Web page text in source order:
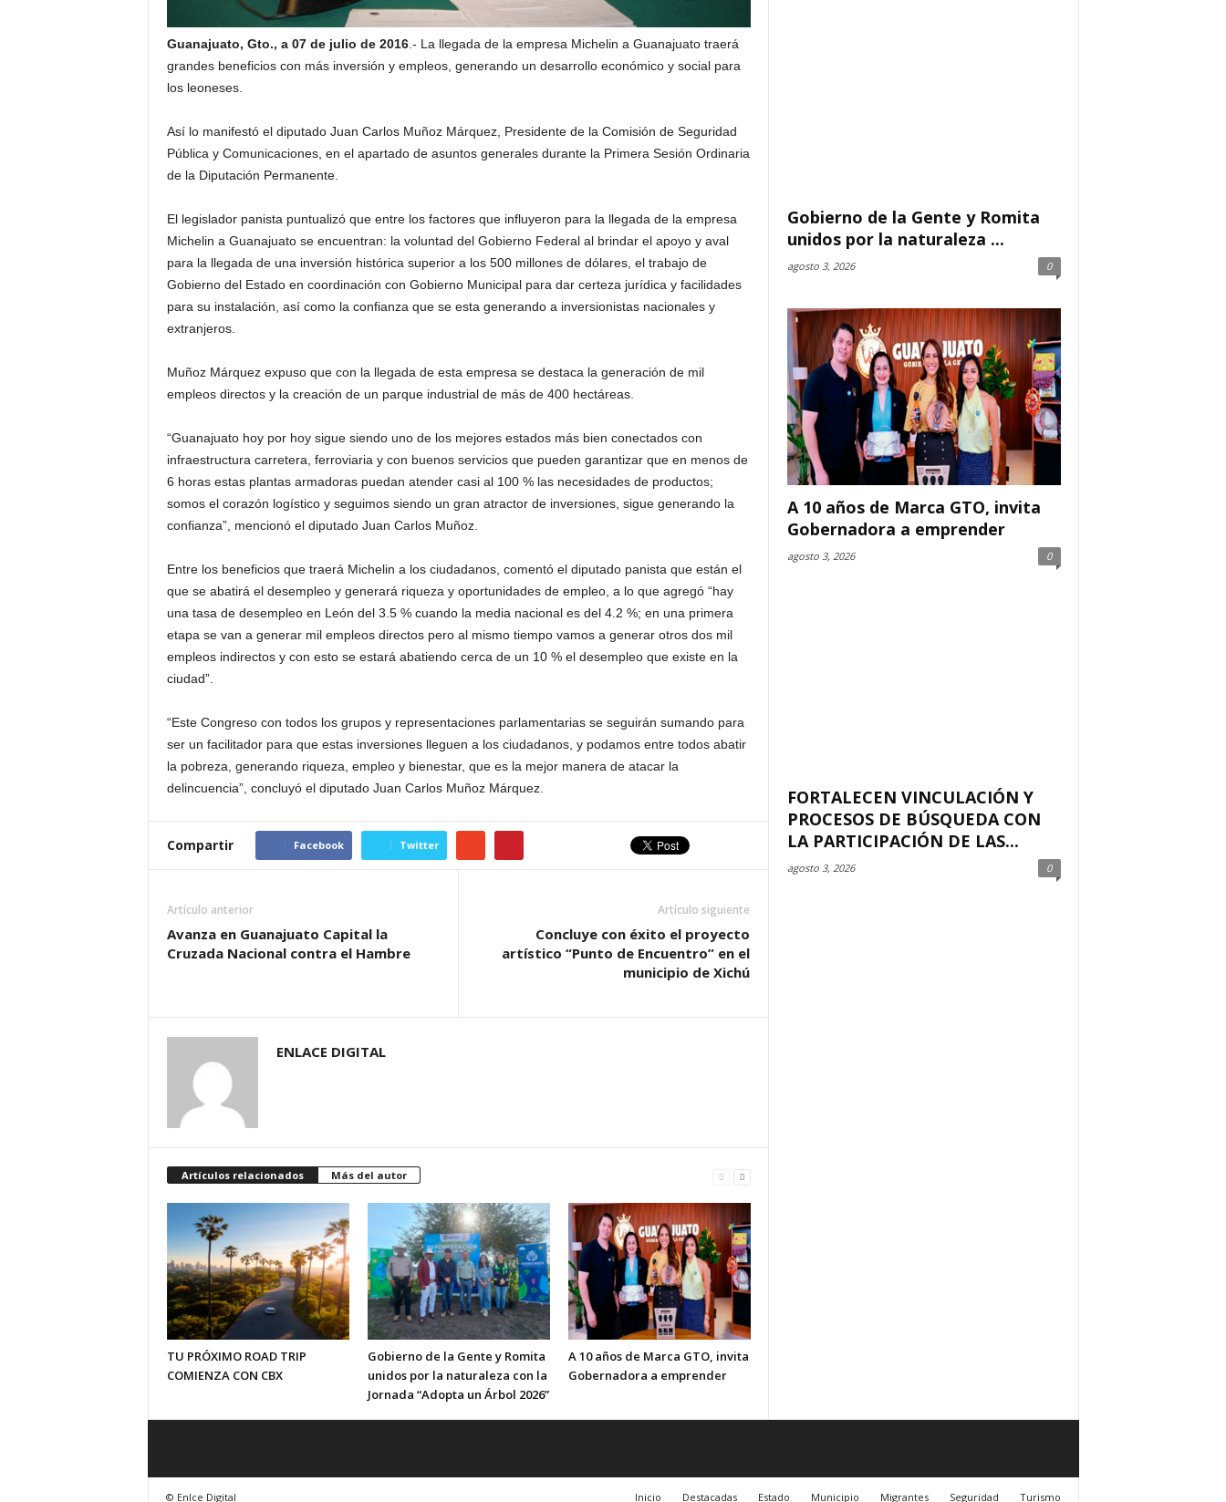
Guanajuato, Gto., a 07 de julio de 2016.- La llegada de la empresa Michelin a Guanajuato traerá
grandes beneficios con más inversión y empleos, generando un desarrollo económico y social para
los leoneses.
Así lo manifestó el diputado Juan Carlos Muñoz Márquez, Presidente de la Comisión de Seguridad
Pública y Comunicaciones, en el apartado de asuntos generales durante la Primera Sesión Ordinaria
de la Diputación Permanente.
El legislador panista puntualizó que entre los factores que influyeron para la llegada de la empresa
Michelin a Guanajuato se encuentran: la voluntad del Gobierno Federal al brindar el apoyo y aval
para la llegada de una inversión histórica superior a los 500 millones de dólares, el trabajo de
Gobierno del Estado en coordinación con Gobierno Municipal para dar certeza jurídica y facilidades
para su instalación, así como la confianza que se esta generando a inversionistas nacionales y
extranjeros.
Muñoz Márquez expuso que con la llegada de esta empresa se destaca la generación de mil
empleos directos y la creación de un parque industrial de más de 400 hectáreas.
“Guanajuato hoy por hoy sigue siendo uno de los mejores estados más bien conectados con
infraestructura carretera, ferroviaria y con buenos servicios que pueden garantizar que en menos de
6 horas estas plantas armadoras puedan atender casi al 100 % las necesidades de productos;
somos el corazón logístico y seguimos siendo un gran atractor de inversiones, sigue generando la
confianza”, mencionó el diputado Juan Carlos Muñoz.
Entre los beneficios que traerá Michelin a los ciudadanos, comentó el diputado panista que están el
que se abatirá el desempleo y generará riqueza y oportunidades de empleo, a lo que agregó “hay
una tasa de desempleo en León del 3.5 % cuando la media nacional es del 4.2 %; en una primera
etapa se van a generar mil empleos directos pero al mismo tiempo vamos a generar otros dos mil
empleos indirectos y con esto se estará abatiendo cerca de un 10 % el desempleo que existe en la
ciudad”.
“Este Congreso con todos los grupos y representaciones parlamentarias se seguirán sumando para
ser un facilitador para que estas inversiones lleguen a los ciudadanos, y podamos entre todos abatir
la pobreza, generando riqueza, empleo y bienestar, que es la mejor manera de atacar la
delincuencia”, concluyó el diputado Juan Carlos Muñoz Márquez.
Compartir Facebook Twitter
Artículo anterior
Avanza en Guanajuato Capital la
Cruzada Nacional contra el Hambre
Artículo siguiente
Concluye con éxito el proyecto
artístico “Punto de Encuentro” en el
municipio de Xichú
ENLACE DIGITAL
Artículos relacionados Más del autor
TU PRÓXIMO ROAD TRIP
COMIENZA CON CBX
Gobierno de la Gente y Romita
unidos por la naturaleza con la
Jornada “Adopta un Árbol 2026”
A 10 años de Marca GTO, invita
Gobernadora a emprender
Gobierno de la Gente y Romita
unidos por la naturaleza ...
agosto 3, 2026 0
A 10 años de Marca GTO, invita
Gobernadora a emprender
agosto 3, 2026 0
FORTALECEN VINCULACIÓN Y
PROCESOS DE BÚSQUEDA CON
LA PARTICIPACIÓN DE LAS...
agosto 3, 2026 0
© Enlce Digital Inicio Destacadas Estado Municipio Migrantes Seguridad Turismo